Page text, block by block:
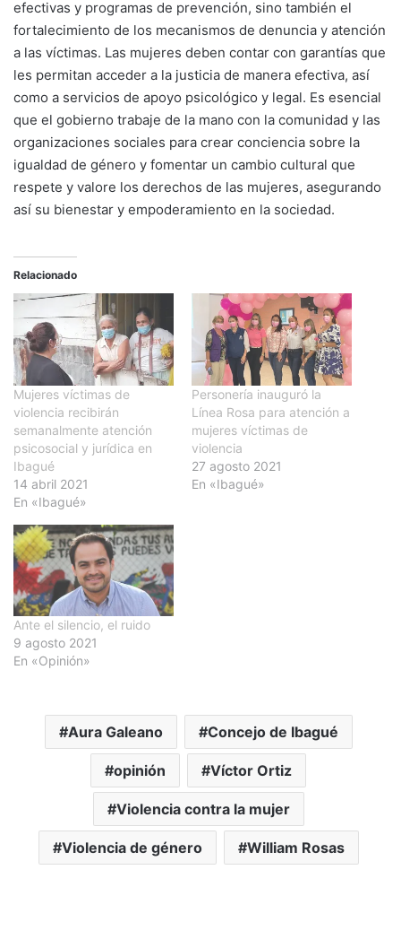
efectivas y programas de prevención, sino también el
fortalecimiento de los mecanismos de denuncia y atención
a las víctimas. Las mujeres deben contar con garantías que
les permitan acceder a la justicia de manera efectiva, así
como a servicios de apoyo psicológico y legal. Es esencial
que el gobierno trabaje de la mano con la comunidad y las
organizaciones sociales para crear conciencia sobre la
igualdad de género y fomentar un cambio cultural que
respete y valore los derechos de las mujeres, asegurando
así su bienestar y empoderamiento en la sociedad.
Relacionado
Mujeres víctimas de
violencia recibirán
semanalmente atención
psicosocial y jurídica en
Ibagué
14 abril 2021
En «Ibagué»
Personería inauguró la
Línea Rosa para atención a
mujeres víctimas de
violencia
27 agosto 2021
En «Ibagué»
Ante el silencio, el ruido
9 agosto 2021
En «Opinión»
Aura Galeano Concejo de Ibagué
opinión Víctor Ortiz
Violencia contra la mujer
Violencia de género William Rosas